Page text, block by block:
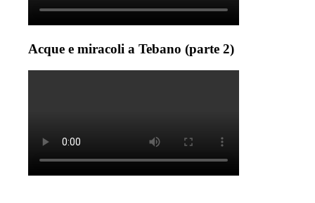
Acque e miracoli a Tebano (parte 2)